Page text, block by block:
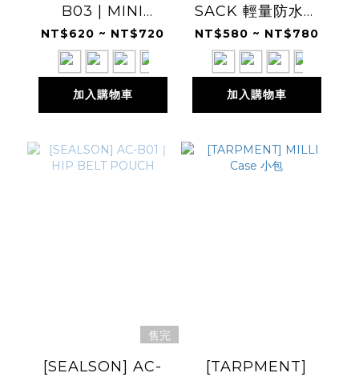
B03 | MINI
POUCH
NT$620 ~ NT$720
加入購物車
SACK 輕量防水收
納袋
NT$580 ~ NT$780
加入購物車
售完
[SEALSON] AC-
[TARPMENT]